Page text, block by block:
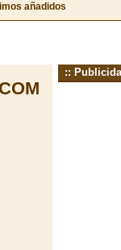
añadidos
::